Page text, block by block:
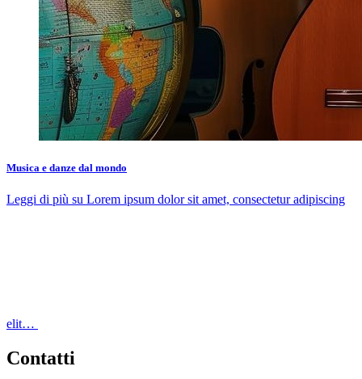
Musica e danze dal mondo
Leggi di più su Lorem ipsum dolor sit amet, consectetur adipiscing
elit…
Contatti